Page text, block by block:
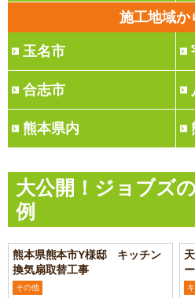
施工地域か
玉名市
合志市
熊本県内
大公開！ジョブズ
例
熊本県熊本市Y様邸 キッチン
換気扇取替工事
その他